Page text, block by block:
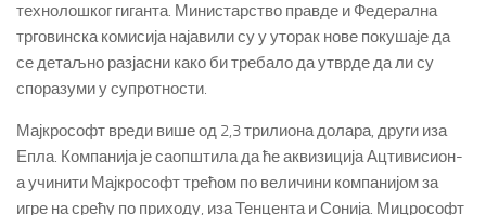
технолошког гиганта. Министарство правде и Федерална
трговинска комисија најавили су у уторак нове покушаје да
се детаљно разјасни како би требало да утврде да ли су
споразуми у супротности.
Мајкрософт вреди више од 2,3 трилиона долара, други иза
Епла. Компанија је саопштила да ће аквизиција Ацтивисион-
а учинити Мајкрософт трећом по величини компанијом за
игре на срећу по приходу, иза Тенцента и Сонија. Мицрософт